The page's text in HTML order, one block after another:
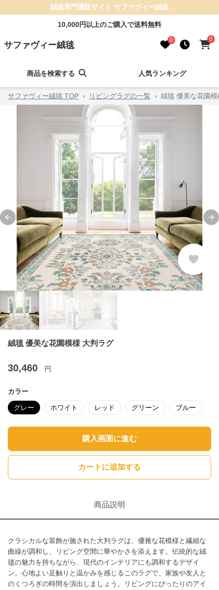
絨毯専門通販サイト サファヴィー絨毯
10,000円以上のご購入で送料無料
サファヴィー絨毯 0 0
商品を検索する 人気ランキング
サファヴィー絨毯 TOP › リビングラグの一覧 › 絨毯 優美な花園
Previous slide
絨毯 優美な花園模様 大判ラグ
30,460 円
カラー
グレー ホワイト レッド グリーン ブルー
購入画面に進む
カートに追加する
商品説明
クラシカルな装飾が施された大判ラグは、優雅な花模様と繊細な
曲線が調和し、リビング空間に華やかさを添えます。伝統的な絨
毯の魅力を持ちながら、現代のインテリアにも調和するデザイ
ン。心地よい足触りと温かみを感じるこのラグで、家族や友人と
のくつろぎの時間を演出しましょう。リビングにぴったりのアイ